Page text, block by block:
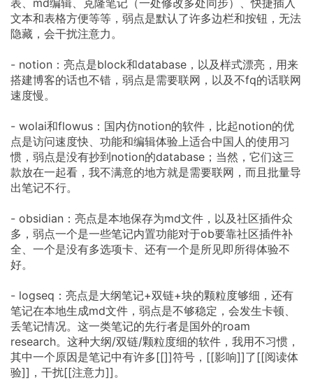
表、md编辑、克隆笔记（一处修改多处同步）、快捷插入
文本和表格方便等等，弱点是默认了许多边栏和按钮，无法
隐藏，会干扰注意力。
- notion：亮点是block和database，以及样式漂亮，用来
搭建博客的话也不错，弱点是需要联网，以及不fq的话联网
速度慢。
- wolai和flowus：国内仿notion的软件，比起notion的优
点是访问速度快、功能和编辑体验上适合中国人的使用习
惯，弱点是没有抄到notion的database；当然，它们这三
款放在一起看，我不满意的地方就是需要联网，而且批量导
出笔记不行。
- obsidian：亮点是本地保存为md文件，以及社区插件众
多，弱点一个是一些笔记内置功能对于ob要靠社区插件补
全、一个是没有多选项卡、还有一个是所见即所得体验不
好。
- logseq：亮点是大纲笔记+双链+块的颗粒度够细，还有
笔记在本地生成md文件，弱点是不够稳定，会发生卡顿、
丢笔记情况。这一类笔记的先行者是国外的roam
research。这种大纲/双链/颗粒度细的软件，我用不习惯，
其中一个原因是笔记中有许多[[]]符号，[[影响]]了[[阅读体
验]]，干扰[[注意力]]。